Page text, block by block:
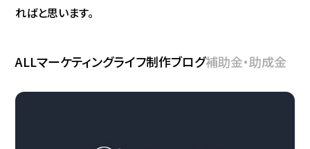
ればと思います。
ALLマーケティングライフ制作ブログ補助金・助成金